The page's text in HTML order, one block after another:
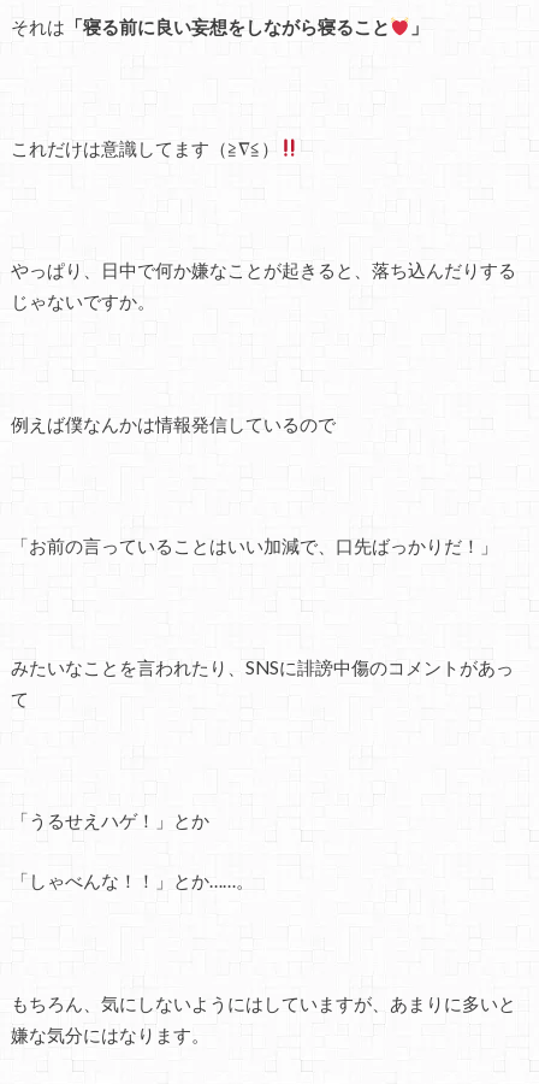
それは 「寝る前に良い妄想をしながら寝ること 」
これだけは意識してます（≧∇≦）
やっぱり、日中で何か嫌なことが起きると、落ち込んだりする
じゃないですか。
例えば僕なんかは情報発信しているので
「お前の言っていることはいい加減で、口先ばっかりだ！」
みたいなことを言われたり、SNSに誹謗中傷のコメントがあっ
て
「うるせえハゲ！」とか
「しゃべんな！！」とか……。
もちろん、気にしないようにはしていますが、あまりに多いと
嫌な気分にはなります。